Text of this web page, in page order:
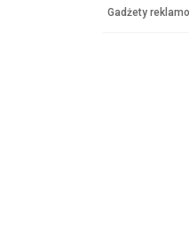
Gadżety